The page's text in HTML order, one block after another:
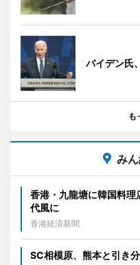
バイデン氏
も
み
香港・九龍塘に韓国料
代風に
香港経済新聞
SC相模原、熊本と引き